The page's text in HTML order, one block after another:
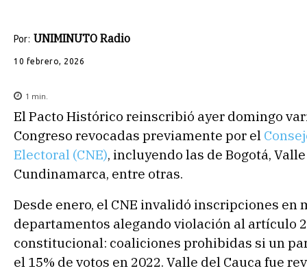
Por: UNIMINUTO Radio
10 febrero, 2026
1 min.
El Pacto Histórico reinscribió ayer domingo
Congreso revocadas previamente por el
Electoral (CNE), incluyendo las de Bogotá,
Cundinamarca, entre otras.
Desde enero, el CNE invalidó inscripciones en
departamentos alegando violación al artículo
constitucional: coaliciones prohibidas si un
el 15% de votos en 2022. Valle del Cauca fue